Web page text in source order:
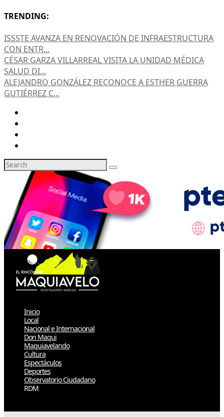
TRENDING:
ISSSTE AVANZA EN RENOVACIÓN DE INFRAESTRUCTURA
CON ENTR...
CÉSAR GARZA VILLARREAL VISITA LA UNIDAD MÉDICA
SALUD DI...
ALEJANDRO GONZÁLEZ RECONOCE A ESTHER GUERRA
GUTIÉRREZ C...
Inicio
Local
Nacional e Internacional
Don Maqui
Maquiavelando
Cultura
Espectáculos
Deportes
Observatorio Ciudadano
RDM